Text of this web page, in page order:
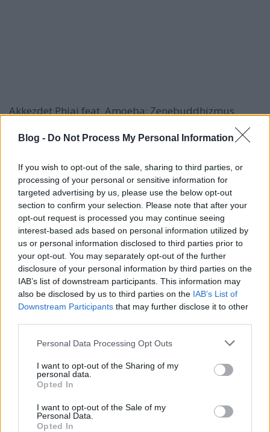
Blog - Do Not Process My Personal Information
If you wish to opt-out of the sale, sharing to third parties, or
processing of your personal or sensitive information for
targeted advertising by us, please use the below opt-out
section to confirm your selection. Please note that after your
opt-out request is processed you may continue seeing
interest-based ads based on personal information utilized by
us or personal information disclosed to third parties prior to
your opt-out. You may separately opt-out of the further
disclosure of your personal information by third parties on the
IAB’s list of downstream participants. This information may
also be disclosed by us to third parties on the IAB’s List of
Downstream Participants that may further disclose it to other
Please note that this website/app uses one or more Google
not limited to your visit or usage behaviour. You may click to
grant or deny consent to Google and its third-party tags to
use your data for below specified purposes in below Google
consent section.
Personal Data Processing Opt Outs
I want to opt-out of the Sharing of my
personal data.
Opted In
I want to opt-out of the Sale of my
Personal Data.
Opted In
Akkezdet Phiai feat. Amoeba: Zenebuddhizmus
a rendezvény Facebook-eseményoldala...
...és a bulit beharangozó fotók a fellépőkkel: